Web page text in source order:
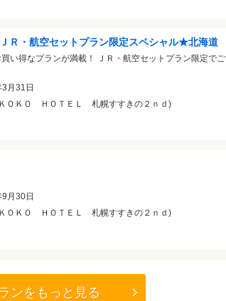
Ｒ・航空セットプラン限定スペシャル★北海道
い得なプランが満載！ ＪＲ・航空セットプラン限定でご
月31日
ＯＫＯ ＨＯＴＥＬ 札幌すすきの２ｎｄ)
月30日
ＯＫＯ ＨＯＴＥＬ 札幌すすきの２ｎｄ)
ンをもっと見る